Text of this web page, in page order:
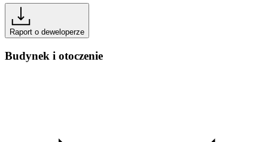
Raport o deweloperze
Budynek i otoczenie